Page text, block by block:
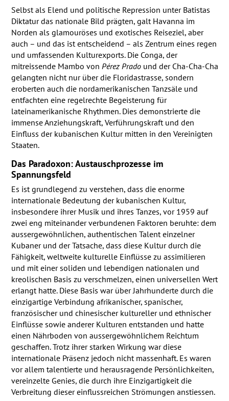
Selbst als Elend und politische Repression unter Batistas
Diktatur das nationale Bild prägten, galt Havanna im
Norden als glamouröses und exotisches Reiseziel, aber
auch – und das ist entscheidend – als Zentrum eines regen
und umfassenden Kulturexports. Die Conga, der
mitreissende Mambo von Pérez Pradound der Cha-Cha-Cha
gelangten nicht nur über die Floridastrasse, sondern
eroberten auch die nordamerikanischen Tanzsäle und
entfachten eine regelrechte Begeisterung für
lateinamerikanische Rhythmen. Dies demonstrierte die
immense Anziehungskraft, Verführungskraft und den
Einfluss der kubanischen Kultur mitten in den Vereinigten
Staaten.
Das Paradoxon: Austauschprozesse im
Spannungsfeld
Es ist grundlegend zu verstehen, dass die enorme
internationale Bedeutung der kubanischen Kultur,
insbesondere ihrer Musik und ihres Tanzes, vor 1959 auf
zwei eng miteinander verbundenen Faktoren beruhte: dem
aussergewöhnlichen, authentischen Talent einzelner
Kubaner und der Tatsache, dass diese Kultur durch die
Fähigkeit, weltweite kulturelle Einflüsse zu assimilieren
und mit einer soliden und lebendigen nationalen und
kreolischen Basis zu verschmelzen, einen universellen Wert
erlangt hatte. Diese Basis war über Jahrhunderte durch die
einzigartige Verbindung afrikanischer, spanischer,
französischer und chinesischer kultureller und ethnischer
Einflüsse sowie anderer Kulturen entstanden und hatte
einen Nährboden von aussergewöhnlichem Reichtum
geschaffen. Trotz ihrer starken Wirkung war diese
internationale Präsenz jedoch nicht massenhaft. Es waren
vor allem talentierte und herausragende Persönlichkeiten,
vereinzelte Genies, die durch ihre Einzigartigkeit die
Verbreitung dieser einflussreichen Strömungen anstiessen.